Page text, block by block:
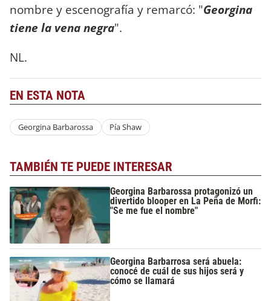
nombre y escenografía y remarcó: "Georgina
tiene la vena negra".
NL.
EN ESTA NOTA
Georgina Barbarossa Pía Shaw
TAMBIÉN TE PUEDE INTERESAR
Georgina Barbarossa protagonizó un
divertido blooper en La Peña de Morfi:
"Se me fue el nombre"
Georgina Barbarrosa será abuela:
conocé de cuál de sus hijos será y
cómo se llamará